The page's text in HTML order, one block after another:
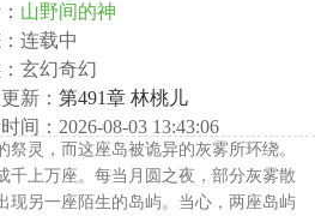
山野间的神
连载中
玄幻奇幻
新： 第491章 林桃儿
间：2026-08-03 13:43:06
祭灵，而这座岛被诡异的灰雾所环绕。
千上万座。每当月圆之夜，部分灰雾散
现另一座陌生的岛屿。当心，两座岛屿